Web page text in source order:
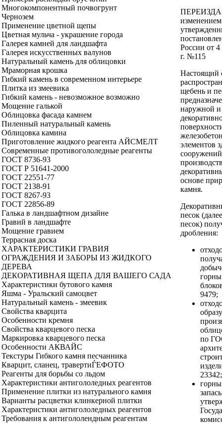
Многокомпонентный почвогрунт
Чернозем
Применение цветной щепы
Цветная мульча - украшение города
Галерея камней для ландшафта
Галерея искусственных валунов
Натуральный камень для облицовки
Мраморная крошка
Гибкий камень в современном интерьере
Плитка из змеевика
Гибкий камень - невозможное возможно
Мощение галькой
Облицовка фасада камнем
Пиленный натуральный камень
Облицовка камина
Приготовление жидкого реагента АЙСМЕЛТ
Современные противогололедные реагенты
ГОСТ 8736-93
ГОСТ Р 51641-2000
ГОСТ 22551-77
ГОСТ 2138-91
ГОСТ 8267-93
ГОСТ 22856-89
Галька в ландшафтном дизайне
Гравий в ландшафте
Мощение гравием
Террасная доска
ХАРАКТЕРИСТИКИ ГРАВИЯ
ОГРАЖДЕНИЯ И ЗАБОРЫ ИЗ ЖИДКОГО
ДЕРЕВА
ДЕКОРАТИВНАЯ ЩЕПА ДЛЯ ВАШЕГО САДА
Характеристики бутового камня
Яшма - Уральский самоцвет
Натуральный камень - змеевик
Свойства кварцита
Особенности кремня
Свойства кварцевого песка
Маркировка кварцевого песка
Особенности АКВАЙС
Текстуры Гибкого камня песчанника
Кварцит, сланец, травертиЃEФОТО
Реагенты для борьбы со льдом
Характеристики антигололедных реагентов
Применение плитки из натурального камня
Варианты расцветки клинкерной плитки
Характеристики антигололедных реагентов
Требования к антигололендным реагентам
России от 4
г. №115
Настоящий
щебень и
наружной и
элементов
основе
камня.
песок
песок)
дробления:
9479;
по
23342;